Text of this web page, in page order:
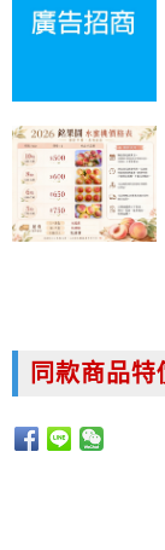
同款商品特